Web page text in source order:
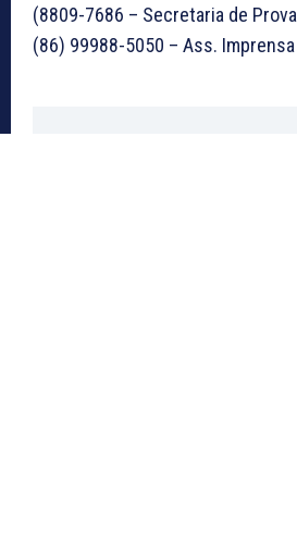
(8809-7686 – Secretaria de Prova
(86) 99988-5050 – Ass. Imprensa